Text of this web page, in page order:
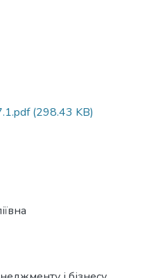
(298.43 KB)